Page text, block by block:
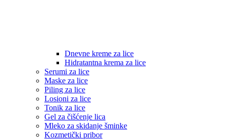
Dnevne kreme za lice
Hidratantna krema za lice
Serumi za lice
Maske za lice
Piling za lice
Losioni za lice
Tonik za lice
Gel za čišćenje lica
Mleko za skidanje šminke
Kozmetički pribor